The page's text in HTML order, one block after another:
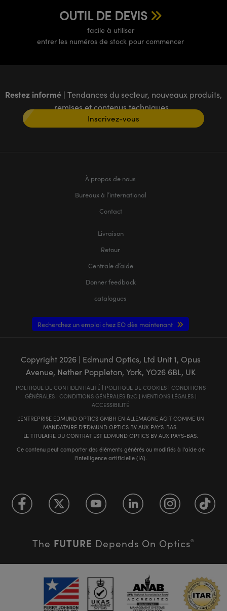
OUTIL DE DEVIS
facile à utiliser
entrer les numéros de stock pour commencer
Restez informé | Tendances du secteur, nouveaux produits,
remises et contenus techniques
Inscrivez-vous
À propos de nous
Bureaux à l’international
Contact
Livraison
Retour
Centrale d’aide
Donner feedback
catalogues
Recherchez un emploi chez EO dès maintenant
Copyright 2026| Edmund Optics, Ltd Unit 1, Opus
Avenue, Nether Poppleton, York, YO26 6BL, UK
POLITIQUE DE CONFIDENTIALITÉ| POLITIQUE DE COOKIES| CONDITIONS
GÉNÈRALES| CONDITIONS GÉNÈRALES B2C | MENTIONS LÉGALES|
ACCESSIBILITÉ
L'ENTREPRISE EDMUND OPTICS GMBH EN ALLEMAGNE AGIT COMME UN
MANDATAIRE D'EDMUND OPTICS BV AUX PAYS-BAS.
LE TITULAIRE DU CONTRAT EST EDMUND OPTICS BV AUX PAYS-BAS.
Ce contenu peut comporter des éléments générés ou modifiés à l'aide de
l'intelligence artificielle (IA).
The FUTURE Depends On Optics®